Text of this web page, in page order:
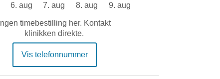
6. aug
7. aug
8. aug
9. aug
Ingen timebestilling her. Kontakt
klinikken direkte.
Vis telefonnummer